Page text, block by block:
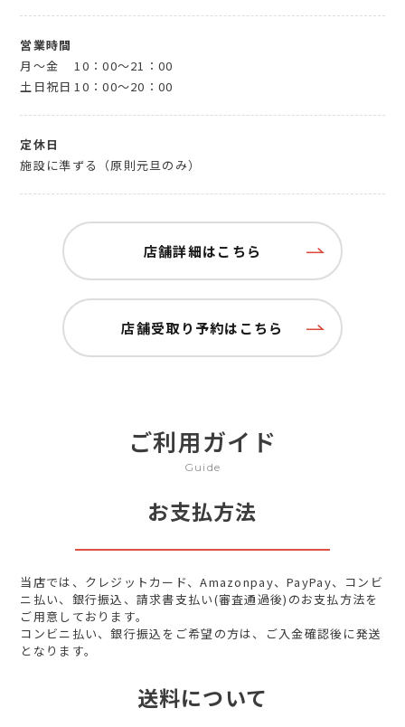
営業時間
月～金
10：00～21：00
土日祝日 10：00～20：00
定休日
施設に準ずる（原則元旦のみ）
店舗詳細はこちら
店舗受取り予約はこちら
ご利用ガイド
Guide
お支払方法
当店では、クレジットカード、Amazonpay、PayPay、コンビ
ニ払い、銀行振込、請求書支払い(審査通過後)のお支払方法を
ご用意しております。
コンビニ払い、銀行振込をご希望の方は、ご入金確認後に発送
となります。
送料について